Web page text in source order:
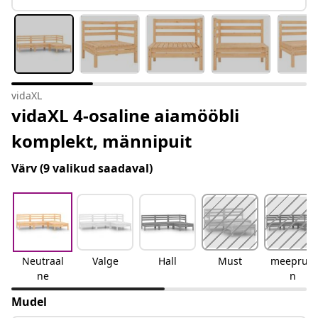
vidaXL
vidaXL 4-osaline aiamööbli
komplekt, männipuit
Värv(9 valikud saadaval)
Neutraal
ne
Valge Hall Must
meepruu
n
Mudel